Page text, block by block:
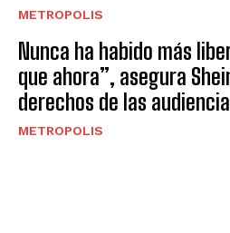
METROPOLIS
Nunca ha habido más
que ahora”, asegura
derechos de las
METROPOLIS